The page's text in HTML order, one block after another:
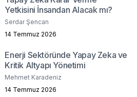
Yetkisini İnsandan Alacak mı?
Serdar Şencan
14 Temmuz 2026
Enerji Sektöründe Yapay Zeka ve
Kritik Altyapı Yönetimi
Mehmet Karadeniz
14 Temmuz 2026